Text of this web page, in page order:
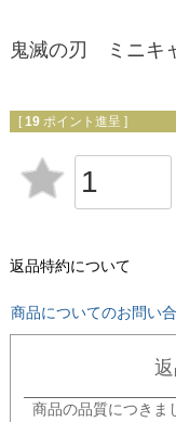
鬼滅の刃 ミニキ
[ 19 ポイント進呈 ]
返品特約について
商品についてのお問い
商品の品質につきま